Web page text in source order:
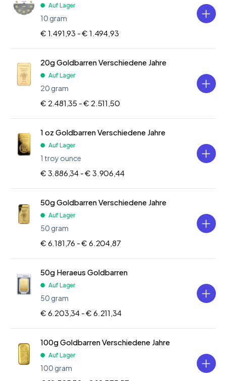
Auf Lager
10 gram
€ 1.491,93 -€ 1.494,93
20g Goldbarren Verschiedene Jahre
Auf Lager
20 gram
€ 2.481,35 -€ 2.511,50
1 oz Goldbarren Verschiedene Jahre
Auf Lager
1 troy ounce
€ 3.886,34 -€ 3.906,44
50g Goldbarren Verschiedene Jahre
Auf Lager
50 gram
€ 6.181,76 -€ 6.204,87
50g Heraeus Goldbarren
Auf Lager
50 gram
€ 6.203,34 -€ 6.211,34
100g Goldbarren Verschiedene Jahre
Auf Lager
100 gram